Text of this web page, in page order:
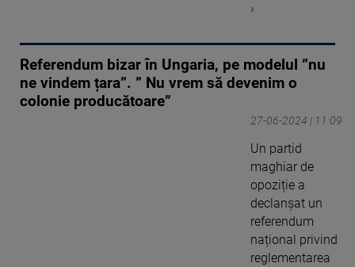
›
Referendum bizar în Ungaria, pe modelul ”nu
ne vindem țara”. ” Nu vrem să devenim o
colonie producătoare”
27-06-2024 | 11:09
Un partid
maghiar de
opoziție a
declanșat un
referendum
național privind
reglementarea